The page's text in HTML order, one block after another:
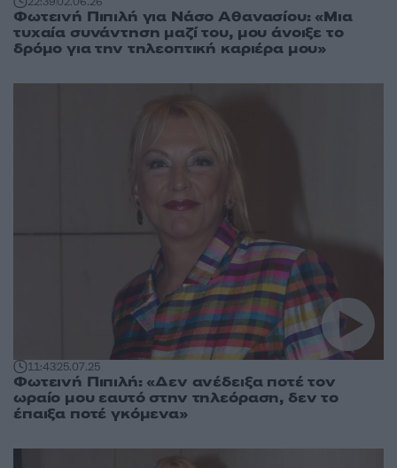
Φωτεινή Πιπιλή για Νάσο Αθανασίου: «Μια
τυχαία συνάντηση μαζί του, μου άνοιξε το
δρόμο για την τηλεοπτική καριέρα μου»
11:4325.07.25
Φωτεινή Πιπιλή: «Δεν ανέδειξα ποτέ τον
ωραίο μου εαυτό στην τηλεόραση, δεν το
έπαιξα ποτέ γκόμενα»